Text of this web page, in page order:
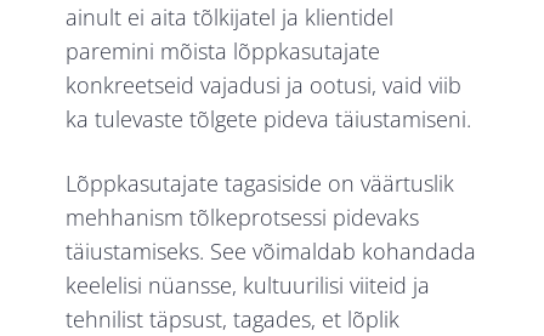
ainult ei aita tõlkijatel ja klientidel
paremini mõista lõppkasutajate
konkreetseid vajadusi ja ootusi, vaid viib
ka tulevaste tõlgete pideva täiustamiseni.
Lõppkasutajate tagasiside on väärtuslik
mehhanism tõlkeprotsessi pidevaks
täiustamiseks. See võimaldab kohandada
keelelisi nüansse, kultuurilisi viiteid ja
tehnilist täpsust, tagades, et lõplik